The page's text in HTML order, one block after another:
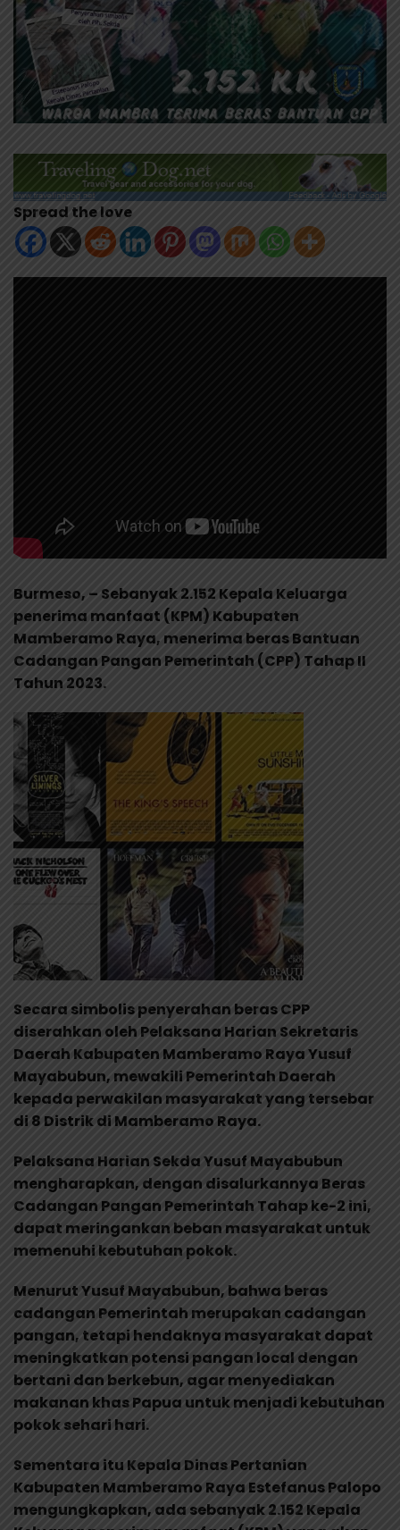
Spread the love
Burmeso, – Sebanyak 2.152 Kepala Keluarga
penerima manfaat (KPM) Kabupaten
Mamberamo Raya, menerima beras Bantuan
Cadangan Pangan Pemerintah (CPP) Tahap II
Tahun 2023.
Secara simbolis penyerahan beras CPP
diserahkan oleh Pelaksana Harian Sekretaris
Daerah Kabupaten Mamberamo Raya Yusuf
Mayabubun, mewakili Pemerintah Daerah
kepada perwakilan masyarakat yang tersebar
di 8 Distrik di Mamberamo Raya.
Pelaksana Harian Sekda Yusuf Mayabubun
mengharapkan, dengan disalurkannya Beras
Cadangan Pangan Pemerintah Tahap ke-2 ini,
dapat meringankan beban masyarakat untuk
memenuhi kebutuhan pokok.
Menurut Yusuf Mayabubun, bahwa beras
cadangan Pemerintah merupakan cadangan
pangan, tetapi hendaknya masyarakat dapat
meningkatkan potensi pangan local dengan
bertani dan berkebun, agar menyediakan
makanan khas Papua untuk menjadi kebutuhan
pokok sehari hari.
Sementara itu Kepala Dinas Pertanian
Kabupaten Mamberamo Raya Estefanus Palopo
mengungkapkan, ada sebanyak 2.152 Kepala